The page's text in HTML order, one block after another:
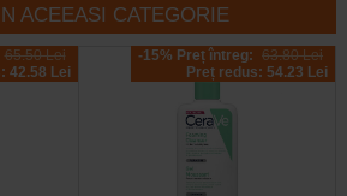
ACEEASI CATEGORIE
65.50 Lei
42.58 Lei
-15% Preț întreg: 63.80 Lei
Preț redus: 54.23 Lei